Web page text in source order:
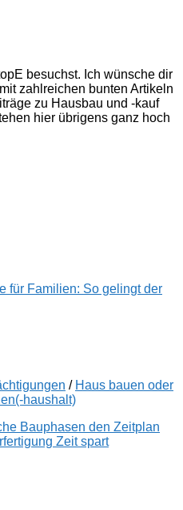
besuchst. Ich wünsche dir
zahlreichen bunten Artikeln
zu Hausbau und -kauf
hier übrigens ganz hoch
für Familien: So gelingt der
/ Haus bauen oder
haushalt)
Bauphasen den Zeitplan
Zeit spart